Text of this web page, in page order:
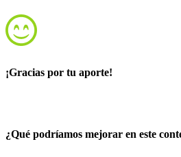
¡Gracias por tu aporte!
¿Qué podríamos mejorar en este